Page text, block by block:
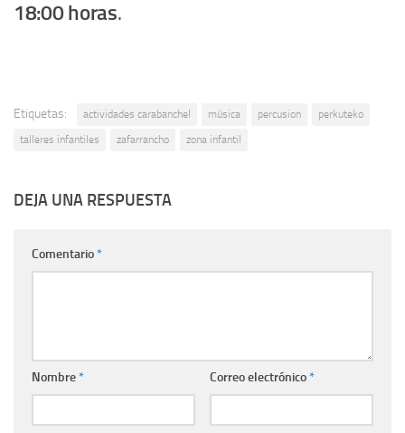
18:00 horas.
Etiquetas: actividades carabanchel música percusion
perkuteko
talleres infantiles
zafarrancho zona infantil
DEJA UNA RESPUESTA
Comentario*
Nombre* Correo electrónico*